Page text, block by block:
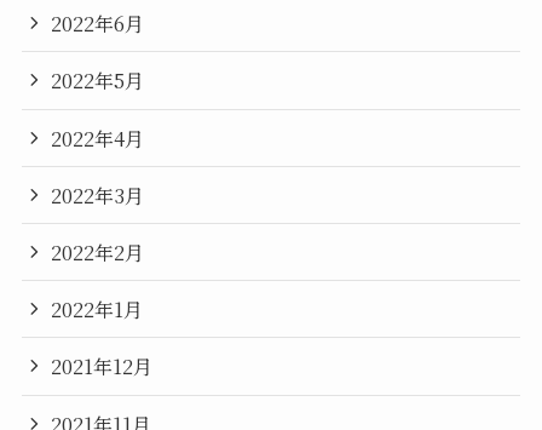
2022年6月
2022年5月
2022年4月
2022年3月
2022年2月
2022年1月
2021年12月
2021年11月